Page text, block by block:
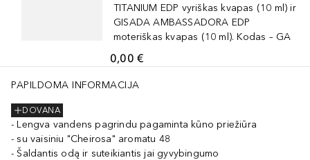
TITANIUM EDP vyriškas kvapas (10 ml) ir
GISADA AMBASSADORA EDP
moteriškas kvapas (10 ml). Kodas – GA
0,00 €
PAPILDOMA INFORMACIJA
DOVANA
Lengva vandens pagrindu pagaminta kūno priežiūra
su vaisiniu "Cheirosa" aromatu 48
Šaldantis odą ir suteikiantis jai gyvybingumo